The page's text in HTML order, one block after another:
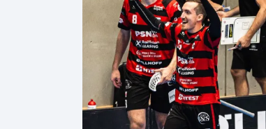
Curling
Dostihy
Florbal
Futsal